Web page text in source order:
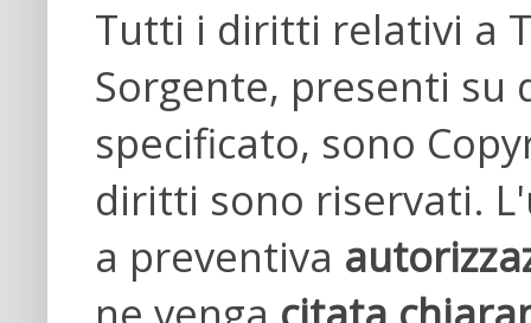
Tutti i diritti relativi a
Sorgente, presenti su
specificato, sono
diritti sono riservati.
a preventiva